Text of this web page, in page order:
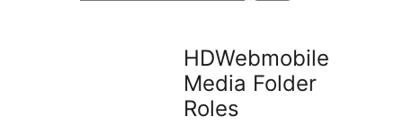
HDWebmobile
Media Folder
Roles